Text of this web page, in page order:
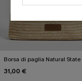
Borsa di paglia Natural State
31,00 €